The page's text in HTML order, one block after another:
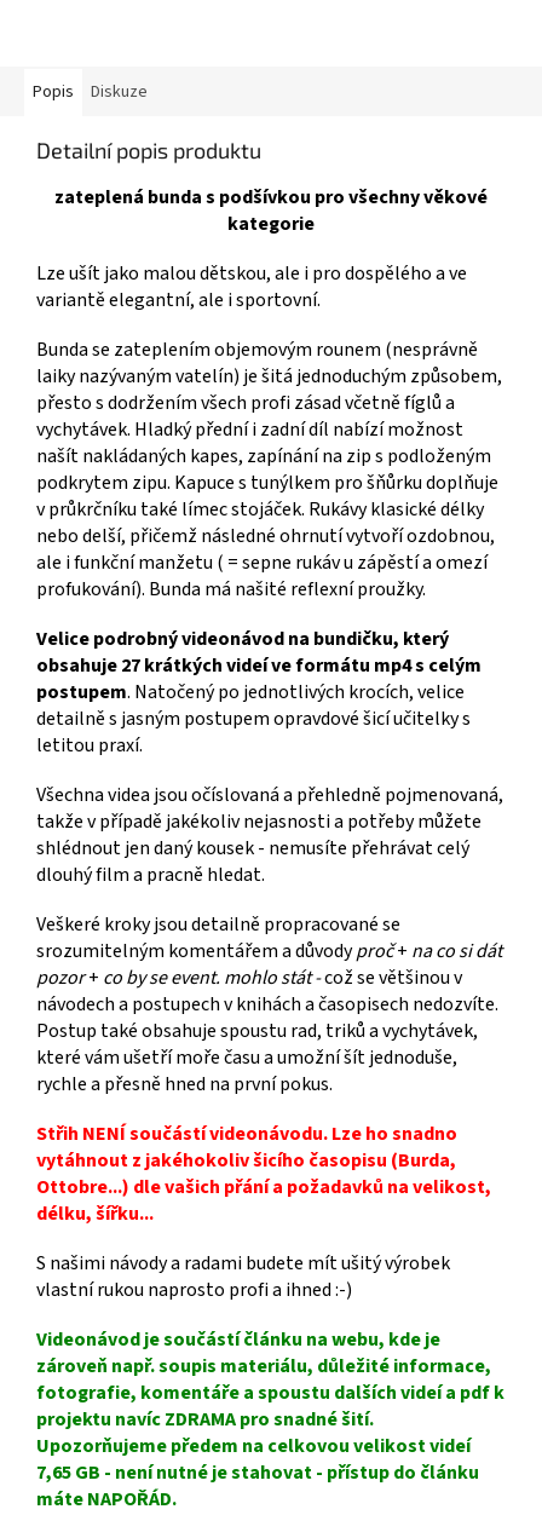
Popis Diskuze
Detailní popis produktu
zateplená bunda s podšívkou pro všechny věkové
kategorie
Lze ušít jako malou dětskou, ale i pro dospělého a ve
variantě elegantní, ale i sportovní.
Bunda se zateplením objemovým rounem (nesprávně
laiky nazývaným vatelín) je šitá jednoduchým způsobem,
přesto s dodržením všech profi zásad včetně fíglů a
vychytávek. Hladký přední i zadní díl nabízí možnost
našít nakládaných kapes, zapínání na zip s podloženým
podkrytem zipu. Kapuce s tunýlkem pro šňůrku doplňuje
v průkrčníku také límec stojáček. Rukávy klasické délky
nebo delší, přičemž následné ohrnutí vytvoří ozdobnou,
ale i funkční manžetu ( = sepne rukáv u zápěstí a omezí
profukování). Bunda má našité reflexní proužky.
Velice podrobný videonávod na bundičku, který
obsahuje 27 krátkých videí ve formátu mp4 s celým
postupem. Natočený po jednotlivých krocích, velice
detailně s jasným postupem opravdové šicí učitelky s
letitou praxí.
Všechna videa jsou očíslovaná a přehledně pojmenovaná,
takže v případě jakékoliv nejasnosti a potřeby můžete
shlédnout jen daný kousek - nemusíte přehrávat celý
dlouhý film a pracně hledat.
Veškeré kroky jsou detailně propracované se
srozumitelným komentářem a důvodyproč+ na co si dát
pozor+ co by se event. mohlo stát -což se většinou v
návodech a postupech v knihách a časopisech nedozvíte.
Postup také obsahuje spoustu rad, triků a vychytávek,
které vám ušetří moře času a umožní šít jednoduše,
rychle a přesně hned na první pokus.
Střih NENÍ součástí videonávodu. Lze ho snadno
vytáhnout z jakéhokoliv šicího časopisu (Burda,
Ottobre...) dle vašich přání a požadavků na velikost,
délku, šířku...
S našimi návody a radami budete mít ušitý výrobek
vlastní rukou naprosto profi a ihned :-)
Videonávod je součástí článku na webu, kde je
zároveň např. soupis materiálu, důležité informace,
fotografie, komentáře a spoustu dalších videí a pdf k
projektu navíc ZDRAMA pro snadné šití.
Upozorňujeme předem na celkovou velikost videí
7,65 GB - není nutné je stahovat - přístup do článku
máte NAPOŘÁD.